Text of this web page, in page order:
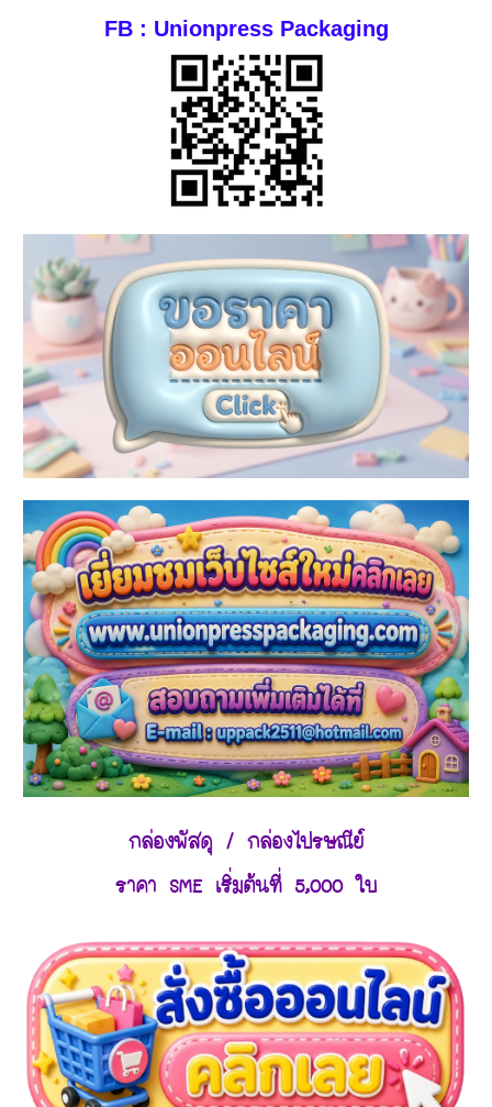
FB : Unionpress Packaging
กล่องพัสดุ / กล่องไปรษณีย์
ราคา SME เริ่มต้นที่ 5,000 ใบ